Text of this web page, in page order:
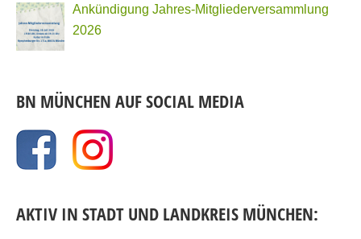
Ankündigung Jahres-Mitgliederversammlung
2026
BN MÜNCHEN AUF SOCIAL MEDIA
AKTIV IN STADT UND LANDKREIS MÜNCHEN: